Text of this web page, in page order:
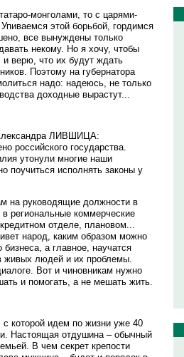
монголами, то с царями-
этой борьбой, гордимся
все вынуждены только
некому. Но я хочу, чтобы
верю, что их будут ждать
Поэтому на губернатора
надо: надеюсь, не только
доходные вырастут...
ЛИВШИЦА:
российского государства.
утонули многие наши
поучиться исполнять законы у
на руководящие должности в
региональные коммерческие
отделе, плановом...
народ, каким образом можно
а главное, научатся
живых людей и их проблемы.
Вот и чиновникам нужно
и помогать, а не мешать жить.
которой идем по жизни уже 40
Настоящая отдушина – обычный
В чем секрет крепости